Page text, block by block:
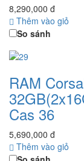
8,290,000 đ
Thêm vào giỏ
So sánh
RAM
Cas 36
5,690,000 đ
Thêm vào giỏ